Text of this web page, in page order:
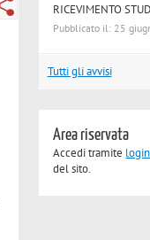
RICEVIMENTO
Pubblicato il: 25
Tutti gli avvisi
Area riservata
Accedi tramite login
del sito.